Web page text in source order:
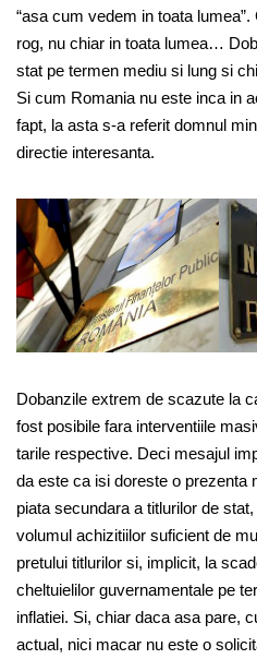
“asa cum vedem in toata
rog, nu chiar in toata lumea…
stat pe termen mediu si lung si
Si cum Romania nu este inca in
fapt, la asta s-a referit domnul
directie interesanta.
Dobanzile extrem de scazute la
fost posibile fara interventiile
tarile respective. Deci mesajul
da este ca isi doreste o prezenta
piata secundara a titlurilor de
volumul achizitiilor suficient de
pretului titlurilor si, implicit, la
cheltuielilor guvernamentale pe
inflatiei. Si, chiar daca asa pare,
actual, nici macar nu este o